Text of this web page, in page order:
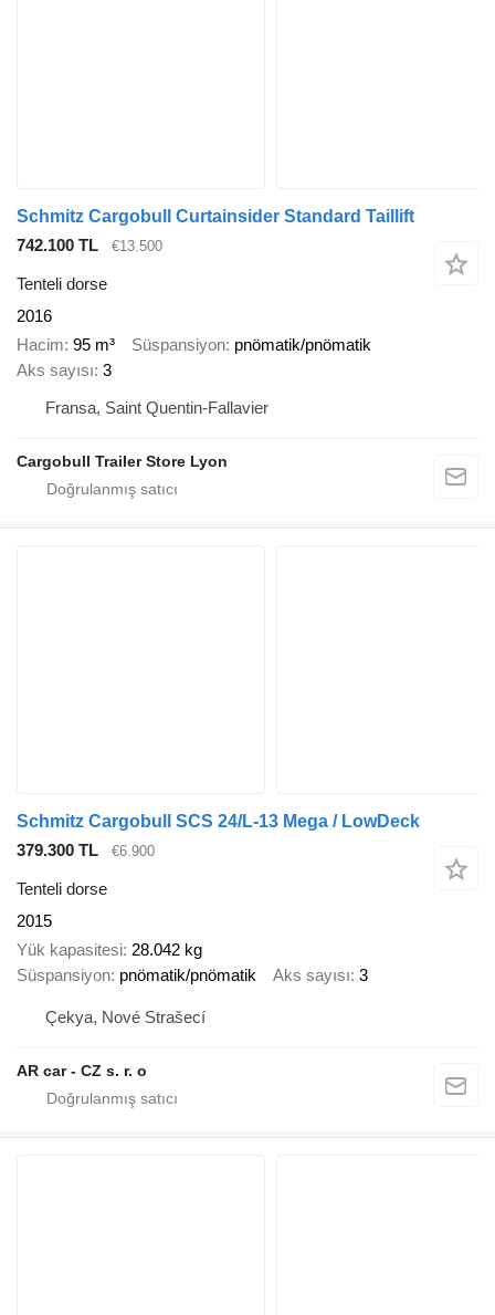
Schmitz Cargobull Curtainsider Standard Taillift
742.100 TL
€13.500
Tenteli dorse
2016
Hacim 95 m³ Süspansiyon pnömatik/pnömatik
Aks sayısı 3
Fransa, Saint Quentin-Fallavier
Cargobull Trailer Store Lyon
Schmitz Cargobull SCS 24/L-13 Mega / LowDeck
379.300 TL
€6.900
Tenteli dorse
2015
Yük kapasitesi 28.042 kg
Süspansiyon pnömatik/pnömatik Aks sayısı 3
Çekya, Nové Strašecí
AR car - CZ s. r. o